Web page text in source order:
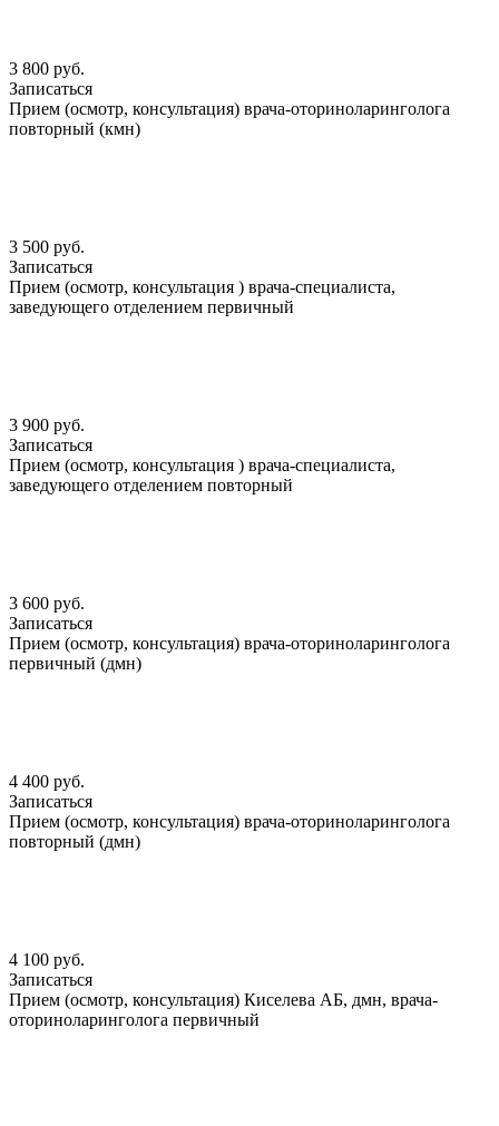
3 800 руб.
Записаться
Прием (осмотр, консультация) врача-оториноларинголога
повторный (кмн)
3 500 руб.
Записаться
Прием (осмотр, консультация ) врача-специалиста,
заведующего отделением первичный
3 900 руб.
Записаться
Прием (осмотр, консультация ) врача-специалиста,
заведующего отделением повторный
3 600 руб.
Записаться
Прием (осмотр, консультация) врача-оториноларинголога
первичный (дмн)
4 400 руб.
Записаться
Прием (осмотр, консультация) врача-оториноларинголога
повторный (дмн)
4 100 руб.
Записаться
Прием (осмотр, консультация) Киселева АБ, дмн, врача-
оториноларинголога первичный